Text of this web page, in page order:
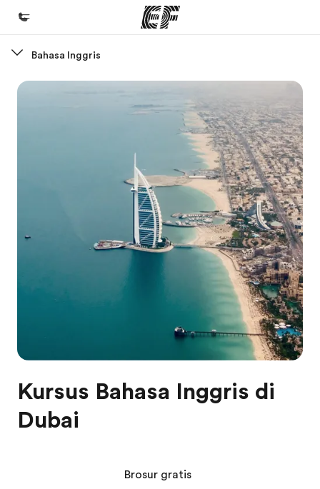
Selamat datang di EF
Bahasa Inggris
Kursus Bahasa Inggris di
Dubai
Brosur gratis